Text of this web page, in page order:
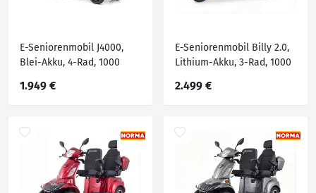
E-Seniorenmobil J4000,
Blei-Akku, 4-Rad, 1000
1.949 €
E-Seniorenmobil Billy 2.0,
Lithium-Akku, 3-Rad, 1000
2.499 €